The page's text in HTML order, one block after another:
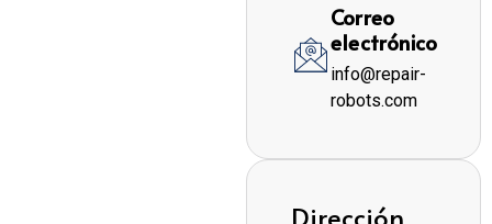
Correo
electrónico
info@repair-
robots.com